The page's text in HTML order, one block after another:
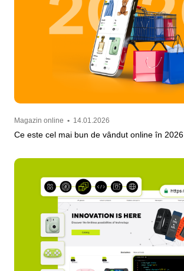
Magazin online • 14.01.2026
Ce este cel mai bun de vândut online în 2026